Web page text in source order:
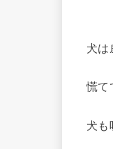
犬は
慌て
犬も